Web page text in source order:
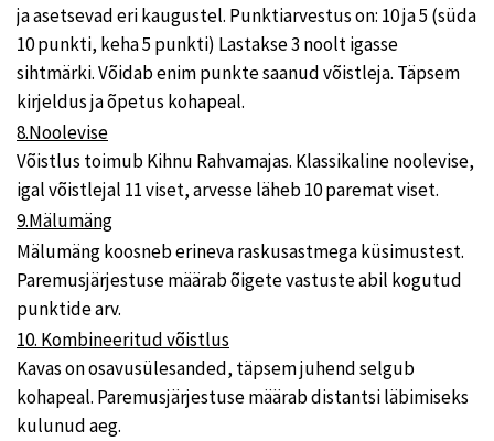
ja asetsevad eri kaugustel. Punktiarvestus on: 10 ja 5 (süda
10 punkti, keha 5 punkti) Lastakse 3 noolt igasse
sihtmärki. Võidab enim punkte saanud võistleja. Täpsem
kirjeldus ja õpetus kohapeal.
8.Noolevise
Võistlus toimub Kihnu Rahvamajas. Klassikaline noolevise,
igal võistlejal 11 viset, arvesse läheb 10 paremat viset.
9.Mälumäng
Mälumäng koosneb erineva raskusastmega küsimustest.
Paremusjärjestuse määrab õigete vastuste abil kogutud
punktide arv.
10. Kombineeritud võistlus
Kavas on osavusülesanded, täpsem juhend selgub
kohapeal. Paremusjärjestuse määrab distantsi läbimiseks
kulunud aeg.